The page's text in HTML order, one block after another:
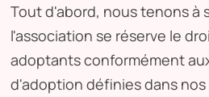
Tout d'abord, nous tenons à
l'association se réserve le
adoptants conformément
d'adoption définies dans